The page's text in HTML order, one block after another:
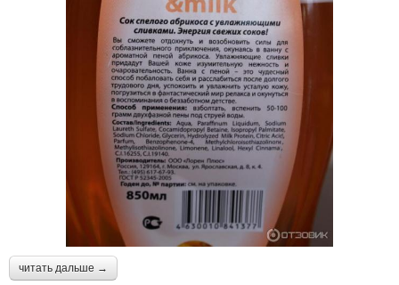
читать дальше →